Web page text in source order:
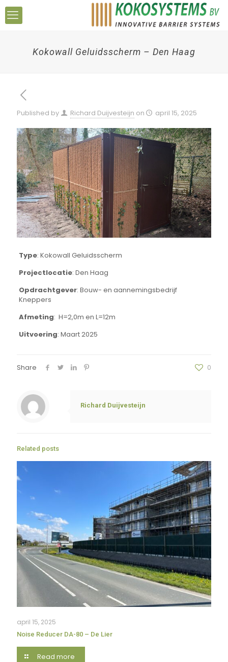
Kokowall Geluidsscherm – Den Haag
Published by Richard Duijvesteijn on april 15, 2025
Type: Kokowall Geluidsscherm
Projectlocatie: Den Haag
Opdrachtgever: Bouw- en aannemingsbedrijf
Kneppers
Afmeting: H=2,0m en L=12m
Uitvoering: Maart 2025
Share 0
Richard Duijvesteijn
Related posts
april 15, 2025
Noise Reducer DA-80 – De Lier
Read more